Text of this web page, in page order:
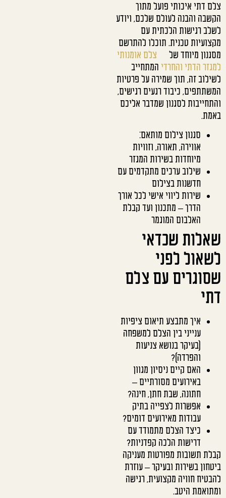
צלם דתי איכותי פועל מתוך
הקשבה והבנה לעולם שלכם, ויודע
לשלב רגישות הלכתית עם
מקצועיות טכנית. תוכלו להתרשם
מסגנון מיוחד של
צלם אומנותי
למגזר הדתי והחרדי המתחייב
לשילוב זה, תוך שמירה על פרטיות
המשתתפים, כיבוד רגעים רגישים,
והתחייבות לסגנון שמדבר אליכם
באמת.
סגנון צילום מותאם:
אווירה, תאורה, וזוויות
מיוחדות בשירות המגזר
שילוב ערכים מתקדמים עם
חדשנות בצילום
שירות ליווי אישי לכל אורך
הדרך – מתכנון ועד קבלת
האלבום המוגמר
שאלות שכדאי
לשאול לפני
שסוגרים עם צלם
דתי
איך מתבצע תיאום ציפיות
ענייני בין הצלם למשפחה
(בעיקר בנושא צניעות
והפרדה)?
האם קיים ניסיון מגוון
באירועים מסורתיים –
חתונה, שבת חתן, חינה?
אפשרות לצפייה בתיק
עבודות מאירועים דומים?
כיצד הצלם מתמודד עם
דרישות הלכה קפדניות?
קבלת תשובות מפורטות מעניקה
ביטחון בשירות ובעיקר – עוזרת
להבטיח חוויה מקצועית, רגישה
ומתואמת היטב.